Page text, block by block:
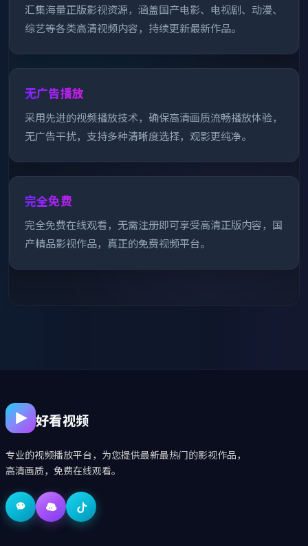
汇集海量正版影视资源，涵盖国产电影、电视剧、动漫、
综艺等各类高清视频内容，持续更新最新作品。
无广告播放
采用先进的视频播放技术，确保高清画质流畅播放体验，
无广告干扰，支持多种清晰度选择，观影更纯净。
完全免费
完全免费在线观看，无需注册即可享受高清正版内容，国
产精品影视作品，真正的免费视频平台。
好看视频
专业的视频播放平台，为您提供最新最热门的影视作品，
高清画质，免费在线观看。